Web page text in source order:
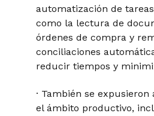
automatización de
como la lectura de
órdenes de compra y
conciliaciones
reducir tiempos y
· También se expusieron
el ámbito productivo,